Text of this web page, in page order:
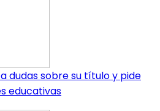
dudas sobre su título y pide
educativas